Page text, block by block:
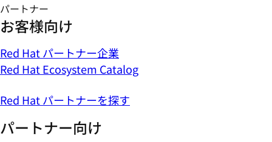
パートナー
お客様向け
Red Hat パートナー企業
Red Hat Ecosystem Catalog
Red Hat パートナーを探す
パートナー向け